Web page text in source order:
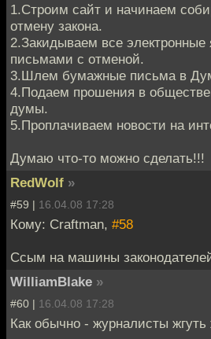
1.Строим сайт и начинаем
отмену закона.
2.Закидываем все
письмами с отменой.
3.Шлем бумажные письма в
4.Подаем прошения в
думы.
5.Проплачиваем новости на
Думаю что-то можно сделать!!!
RedWolf »
#59 | 16.04.08 17:28
Кому: Craftman, #58
Ссым на машины
WilliamBlake »
#60 | 16.04.08 17:28
Как обычно - журналисты жгуть